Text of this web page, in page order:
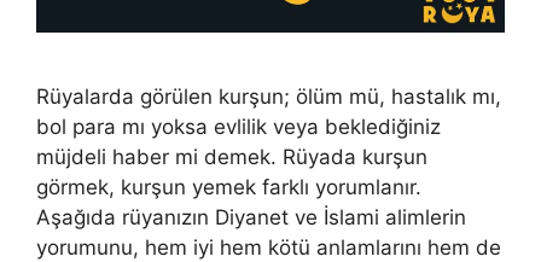
Rüyalarda görülen kurşun; ölüm mü, hastalık mı,
bol para mı yoksa evlilik veya beklediğiniz
müjdeli haber mi demek. Rüyada kurşun
görmek, kurşun yemek farklı yorumlanır.
Aşağıda rüyanızın Diyanet ve İslami alimlerin
yorumunu, hem iyi hem kötü anlamlarını hem de